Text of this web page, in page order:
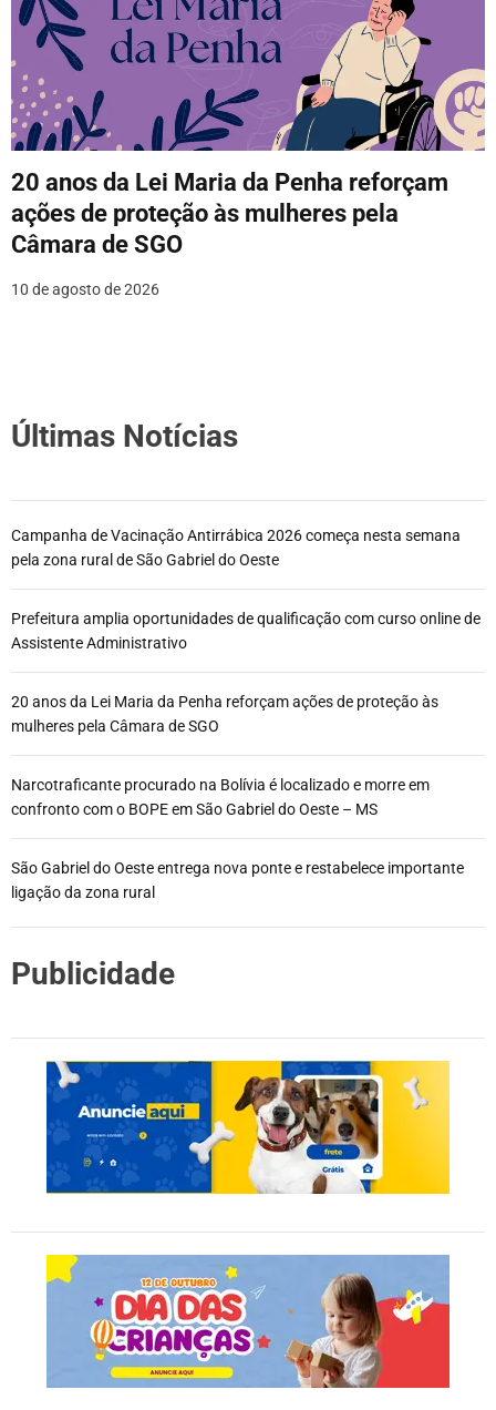
20 anos da Lei Maria da Penha reforçam
ações de proteção às mulheres pela
Câmara de SGO
10 de agosto de 2026
Últimas Notícias
Campanha de Vacinação Antirrábica 2026 começa nesta semana
pela zona rural de São Gabriel do Oeste
Prefeitura amplia oportunidades de qualificação com curso online de
Assistente Administrativo
20 anos da Lei Maria da Penha reforçam ações de proteção às
mulheres pela Câmara de SGO
Narcotraficante procurado na Bolívia é localizado e morre em
confronto com o BOPE em São Gabriel do Oeste – MS
São Gabriel do Oeste entrega nova ponte e restabelece importante
ligação da zona rural
Publicidade